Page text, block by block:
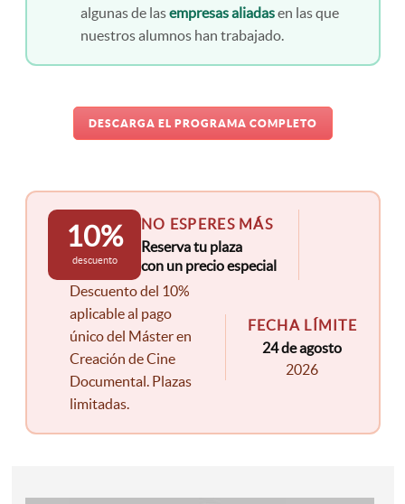
algunas de lasempresas aliadasen las que
nuestros alumnos han trabajado.
DESCARGA EL PROGRAMA COMPLETO
10%
descuento
NO ESPERES MÁS
Reserva tu plaza
con un precio especial
Descuento del 10%
aplicable al pago
único del Máster en
Creación de Cine
Documental. Plazas
limitadas.
FECHA LÍMITE
24 de agosto
2026